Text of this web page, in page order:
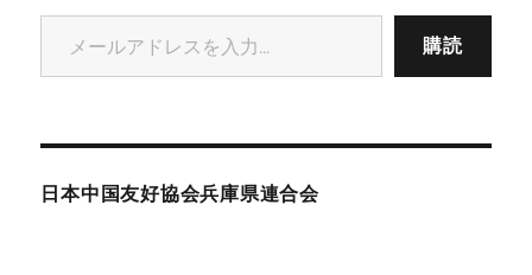
メールアドレスを入力...
購読
日本中国友好協会兵庫県連合会